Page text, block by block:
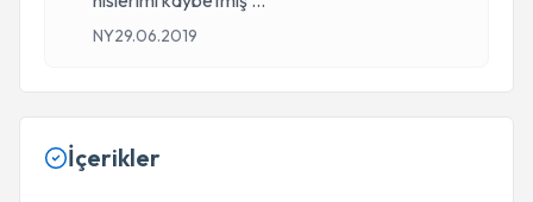
NY29.06.2019
İçerikler